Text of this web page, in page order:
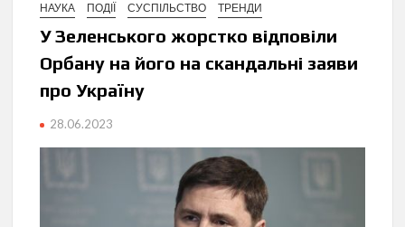
НАУКА
ПОДІЇ СУСПІЛЬСТВО ТРЕНДИ
У Зеленського жорстко відповіли
Орбану на його на скандальні заяви
про Україну
28.06.2023